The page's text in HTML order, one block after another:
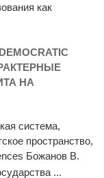
как
НА
система,
пространство,
Божанов В.
...